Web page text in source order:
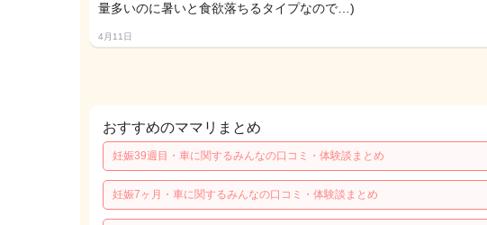
量多いのに暑いと食欲落ちるタイプなので…)
4月11日
おすすめのママリまとめ
妊娠39週目・車に関するみんなの口コミ・体験談まとめ
妊娠7ヶ月・車に関するみんなの口コミ・体験談まとめ